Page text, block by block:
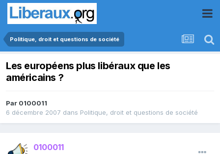
Politique, droit et questions de société
Les européens plus libéraux que les
américains ?
Par 0100011
6 décembre 2007 dans Politique, droit et questions de société
0100011